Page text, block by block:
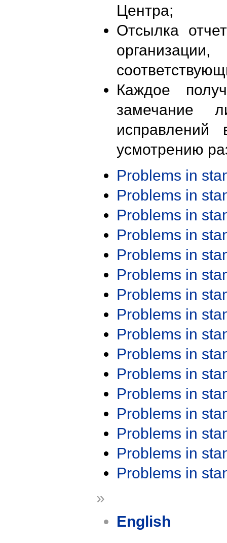
Центра;
Отсылка
Каждое
замечание
исправлений
усмотрению
Problems in
Problems in
Problems in
Problems in
Problems in
Problems in
Problems in
Problems in
Problems in
Problems in
Problems in
Problems in
Problems in
Problems in
Problems in
Problems in
»
English